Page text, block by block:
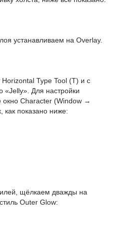
устанавливаем на Overlay.
Type Tool (T) и с
Для настройки
Character (Window →
как показано ниже:
щёлкаем дважды на
Outer Glow: